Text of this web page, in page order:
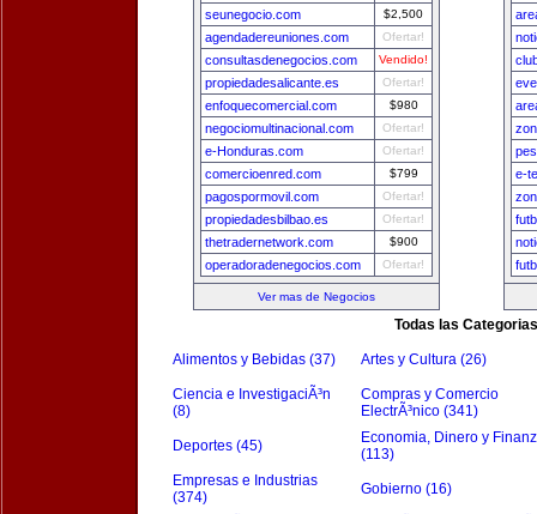
seunegocio.com $2,500
agendadereuniones.com Ofertar!
consultasdenegocios.com Vendido!
propiedadesalicante.es Ofertar!
enfoquecomercial.com $980
negociomultinacional.com Ofertar!
e-Honduras.com Ofertar!
comercioenred.com $799
pagospormovil.com Ofertar!
propiedadesbilbao.es Ofertar!
thetradernetwork.com $900
operadoradenegocios.com Ofertar!
Ver mas de Negocios
e-
Todas las Categorias
Alimentos y Bebidas (37) Artes y Cultura (26)
Ciencia e InvestigaciÃ³n
(8)
Compras y Comercio
ElectrÃ³nico (341)
Deportes (45)
Economia, Dinero y
(113)
Empresas e Industrias
(374)
Gobierno (16)